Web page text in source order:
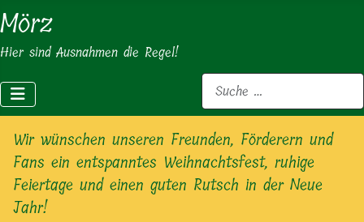
Mörz
Hier sind Ausnahmen die Regel!
Suchen
Wir wünschen unseren Freunden, Förderern und
Fans ein entspanntes Weihnachtsfest, ruhige
Feiertage und einen guten Rutsch in der Neue
Jahr!